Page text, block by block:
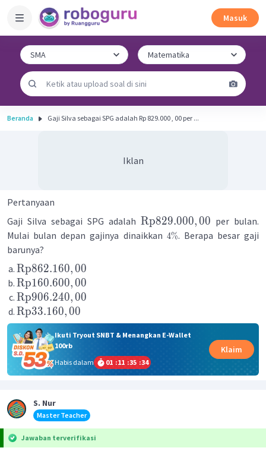
Masuk
Beranda Gaji Silva sebagai SPG adalah Rp 829.000 , 00 per ...
Iklan
Pertanyaan
Gaji Silva sebagai SPG adalah Rp829.000,00 per bulan.
Mulai bulan depan gajinya dinaikkan 4%. Berapa besar gaji
barunya?
Rp862.160,00
Rp160.600,00
Rp906.240,00
Rp33.160,00
Ikuti Tryout SNBT & Menangkan E-Wallet
100rb
Habis dalam
01 :11 :35 :34
Klaim
S. Nur
Master Teacher
Jawaban terverifikasi